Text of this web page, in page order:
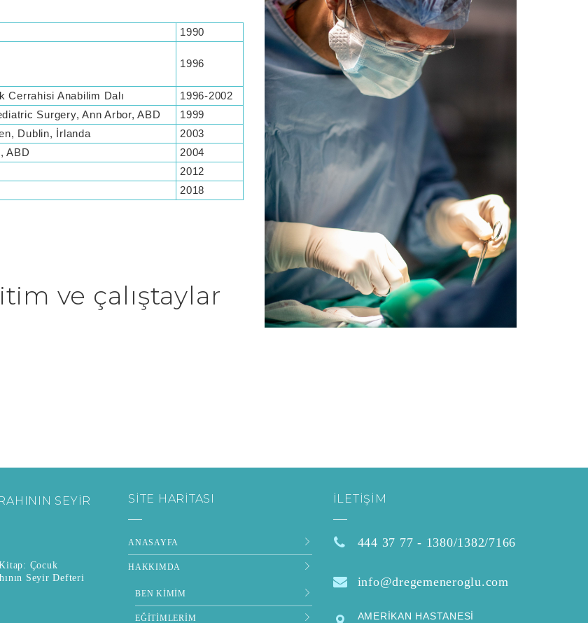
1990
1996
Cerrahisi Anabilim Dalı
1996-2002
Surgery, Ann Arbor, ABD
1999
Dublin, İrlanda
2003
ABD
2004
2012
2018
ve çalıştaylar
SEYİR
Çocuk
Seyir Defteri
SITE HARITASI
ANASAYFA
HAKKIMDA
BEN KIMIM
EĞITIMLERIM
İLETIŞIM
444 37 77 - 1380/1382/7166
info@dregemeneroglu.com
AMERİKAN HASTANESİ